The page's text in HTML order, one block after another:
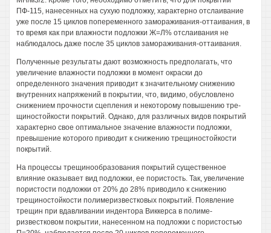
ПФ-115, нанесенных на сухую подложку, характерно отслаивание
уже после 15 циклов попеременного замораживания-оттаивания, в
то время как при влажности подложки Ж=Л% отслаивания не
наблюдалось даже после 35 циклов замораживания-оттаивания.
Полученные результаты дают возможность предполагать, что
увеличение влажности подложки в момент окраски до
определенного значения приводит к значительному снижению
внутренних напряжений в покрытии, что, видимо, обусловлено
снижением прочности сцепления и некоторому повышению тре-
щиностойкости покрытий. Однако, для различных видов покрытий
характерно свое оптимальное значение влажности подложки,
превышение которого приводит к снижению трещиностойкости
покрытий.
На процессы трещинообразования покрытий существенное
влияние оказывает вид подложки, ее пористость. Так, увеличение
пористости подложки от 20% до 28% приводило к снижению
трещиностойкости полимеризвестковых покрытий. Появление
трещин при вдавливании индентора Виккерса в полиме-
ризвестковом покрытии, нанесенном на подложки с пористостью